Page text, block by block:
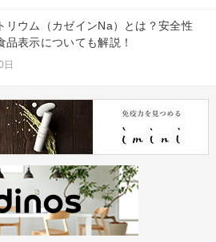
リウム（カゼインNa）とは？安全性
品表示についても解説！
日